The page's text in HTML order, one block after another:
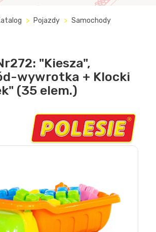
Pojazdy
Samochody
"Kiesza",
wywrotka + Klocki
(35 elem.)